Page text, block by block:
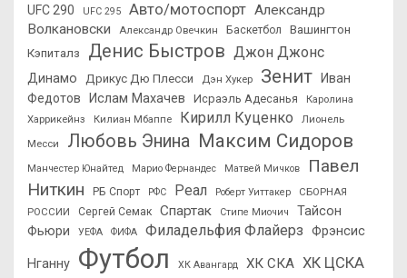
UFC 290 UFC 295 Авто/мотоспорт Александр
Волкановски
Александр Овечкин Баскетбол
Вашингтон
Кэпиталз
Денис Быстров Джон Джонс
Динамо Дрикус Дю Плесси Дэн Хукер Зенит
Иван
Федотов
Ислам Махачев Исраэль Адесанья
Каролина
Харрикейнз
Килиан Мбаппе Кирилл Куценко
Лионель
Месси
Любовь Энина Максим Сидоров
Манчестер Юнайтед Марио Фернандес Матвей Мичков
Павел
Ниткин
РБ Спорт РФС Реал Роберт Уиттакер
СБОРНАЯ
РОССИИ
Сергей Семак Спартак Стипе Миочич
Тайсон
Фьюри
УЕФА ФИФА Филадельфия Флайерз Фрэнсис
Нганну Футбол ХК Авангард ХК СКА ХК ЦСКА